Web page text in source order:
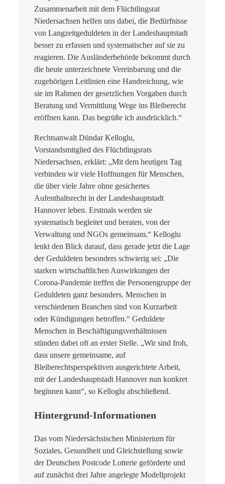
Zusammenarbeit mit dem Flüchtlingsrat
Niedersachsen helfen uns dabei, die Bedürfnisse
von Langzeitgeduldeten in der Landeshauptstadt
besser zu erfassen und systematischer auf sie zu
reagieren. Die Ausländerbehörde bekommt durch
die heute unterzeichnete Vereinbarung und die
zugehörigen Leitlinien eine Handreichung, wie
sie im Rahmen der gesetzlichen Vorgaben durch
Beratung und Vermittlung Wege ins Bleiberecht
eröffnen kann. Das begrüße ich ausdrücklich.“
Rechtsanwalt Dündar Kelloglu,
Vorstandsmitglied des Flüchtlingsrats
Niedersachsen, erklärt: „Mit dem heutigen Tag
verbinden wir viele Hoffnungen für Menschen,
die über viele Jahre ohne gesichertes
Aufenthaltsrecht in der Landeshauptstadt
Hannover leben. Erstmals werden sie
systematisch begleitet und beraten, von der
Verwaltung und NGOs gemeinsam.“ Kelloglu
lenkt den Blick darauf, dass gerade jetzt die Lage
der Geduldeten besonders schwierig sei: „Die
starken wirtschaftlichen Auswirkungen der
Corona-Pandemie treffen die Personengruppe der
Geduldeten ganz besonders. Menschen in
verschiedenen Branchen sind von Kurzarbeit
oder Kündigungen betroffen.“ Geduldete
Menschen in Beschäftigungsverhältnissen
stünden dabei oft an erster Stelle. „Wir sind froh,
dass unsere gemeinsame, auf
Bleiberechtsperspektiven ausgerichtete Arbeit,
mit der Landeshauptstadt Hannover nun konkret
beginnen kann“, so Kelloglu abschließend.
Hintergrund-Informationen
Das vom Niedersächsischen Ministerium für
Soziales, Gesundheit und Gleichstellung sowie
der Deutschen Postcode Lotterie geförderte und
auf zunächst drei Jahre angelegte Modellprojekt